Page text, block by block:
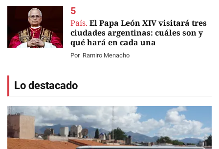
País. El Papa León XIV visitará tres
ciudades argentinas: cuáles son y
qué hará en cada una
Por Ramiro Menacho
Lo destacado